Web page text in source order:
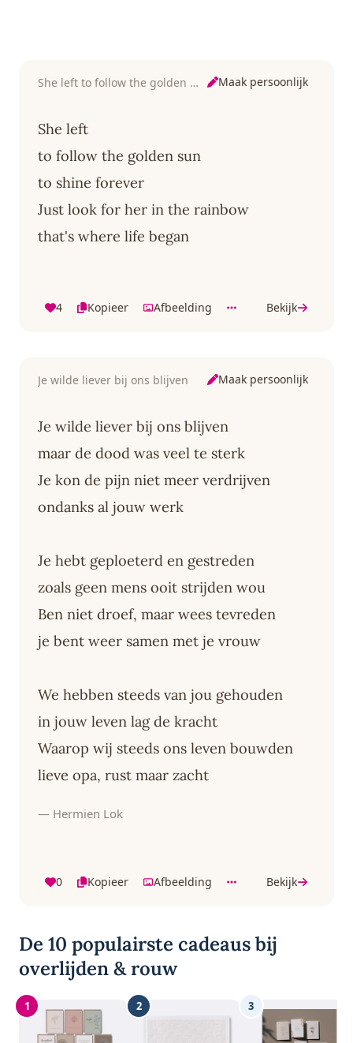
She left to follow the golden sun Maak persoonlijk
She left
to follow the golden sun
to shine forever
Just look for her in the rainbow
that's where life began
4 Kopieer Afbeelding Bekijk
Je wilde liever bij ons blijven Maak persoonlijk
Je wilde liever bij ons blijven
maar de dood was veel te sterk
Je kon de pijn niet meer verdrijven
ondanks al jouw werk
Je hebt geploeterd en gestreden
zoals geen mens ooit strijden wou
Ben niet droef, maar wees tevreden
je bent weer samen met je vrouw
We hebben steeds van jou gehouden
in jouw leven lag de kracht
Waarop wij steeds ons leven bouwden
lieve opa, rust maar zacht
— Hermien Lok
0 Kopieer Afbeelding Bekijk
De 10 populairste cadeaus bij
overlijden & rouw
1 2 3